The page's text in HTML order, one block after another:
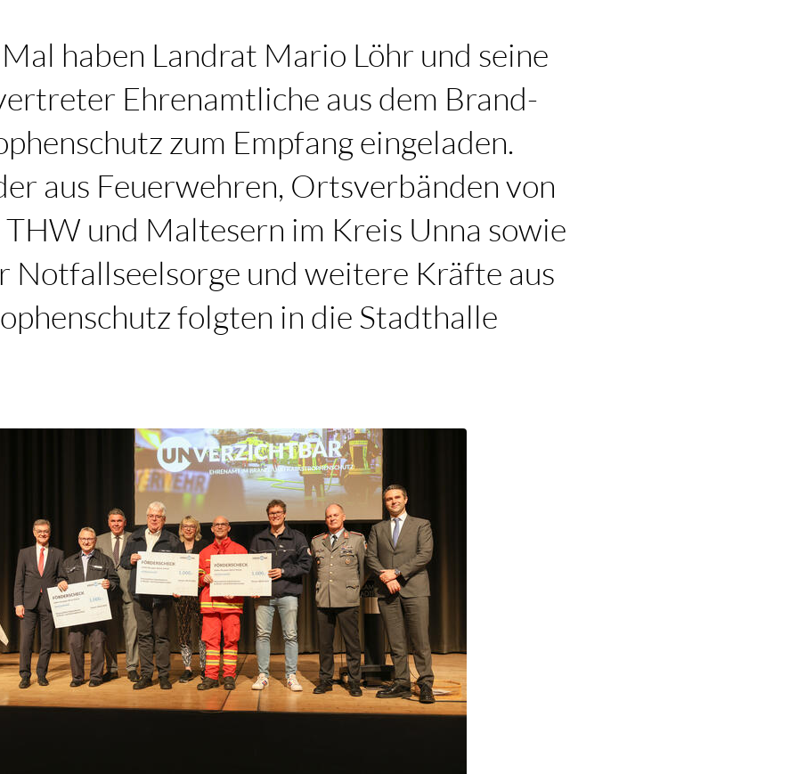
haben Landrat Mario Löhr und seine
Ehrenamtliche aus dem Brand-
zum Empfang eingeladen.
aus Feuerwehren, Ortsverbänden von
THW und Maltesern im Kreis Unna sowie
Notfallseelsorge und weitere Kräfte aus
folgten in die Stadthalle